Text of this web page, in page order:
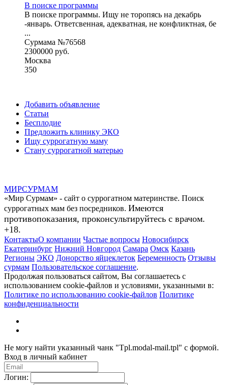
В поиске программы
В поиске программы. Ищу не торопясь на декабрь
-январь. Ответсвенная, адекватная, не конфликтная, бе
...
Сурмама №76568
2300000 руб.
Москва
350
Добавить объявление
Статьи
Бесплодие
Предложить клинику ЭКО
Ищу суррогатную маму
Стану суррогатной матерью
МИРСУРМАМ
«Мир Сурмам» - сайт о суррогатном материнстве. Поиск
суррогатных мам без посредников. Имеются
противопоказания, проконсультируйтесь с врачом.
+18.
КонтактыО компании Частые вопросы Новосибирск
Екатеринбург Нижний Новгород Самара Омск Казань
Регионы ЭКО Донорство яйцеклеток Беременность Отзывы
сурмам Пользовательское соглашение.
Продолжая пользоваться сайтом, Вы соглашаетесь с
использованием cookie-файлов и условиями, указанными в:
Политике по использованию cookie-файлов Политике
конфиденциальности
Не могу найти указанный чанк "Tpl.modal-mail.tpl" с формой.
Вход в личный кабинет
Логин: